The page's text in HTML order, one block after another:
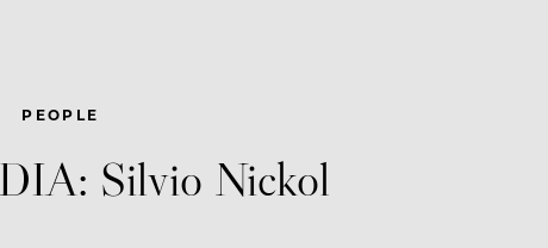
PEOPLE
Silvio Nickol